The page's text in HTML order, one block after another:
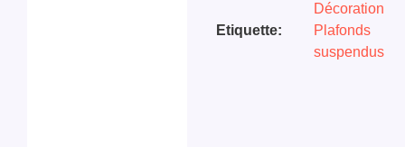
Décoration
Etiquette:
Plafonds
suspendus